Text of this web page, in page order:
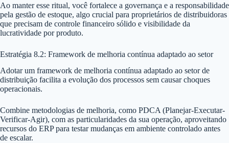
Ao manter esse ritual, você fortalece a governança e a responsabilidade
pela gestão de estoque, algo crucial para proprietários de distribuidoras
que precisam de controle financeiro sólido e visibilidade da
lucratividade por produto.
Estratégia 8.2: Framework de melhoria contínua adaptado ao setor
Adotar um framework de melhoria contínua adaptado ao setor de
distribuição facilita a evolução dos processos sem causar choques
operacionais.
Combine metodologias de melhoria, como PDCA (Planejar-Executar-
Verificar-Agir), com as particularidades da sua operação, aproveitando
recursos do ERP para testar mudanças em ambiente controlado antes
de escalar.